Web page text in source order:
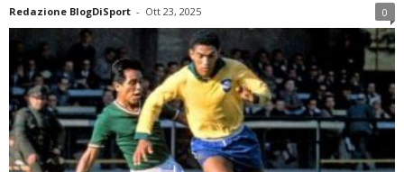
Redazione BlogDiSport - Ott 23, 2025 0